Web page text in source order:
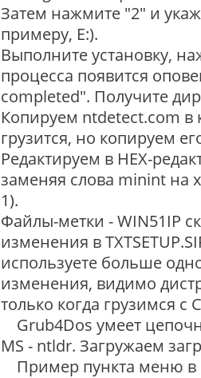
Затем нажмите "2" и
примеру, E:).
Выполните установку,
процесса появится
completed". Получите
Копируем ntdetect.com в
грузится, но копируем
Редактируем в HEX-
заменяя слова minint на
1).
Файлы-метки - WIN51IP
изменения в
используете больше
изменения, видимо
только когда грузимся с
Grub4Dos умеет
MS - ntldr. Загружаем
Пример пункта меню в